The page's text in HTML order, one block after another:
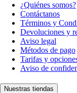
¿Quiénes somos?
Contáctanos
Términos y
Devoluciones y
Aviso legal
Métodos de pago
Tarifas y
Aviso de
Nuestras tiendas